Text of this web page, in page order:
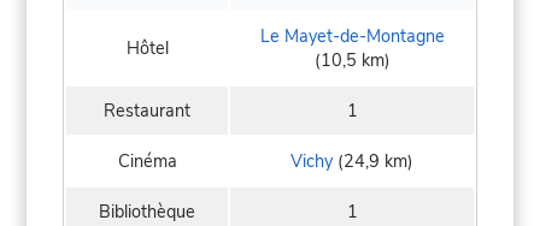
Hôtel
Le Mayet-de-Montagne
(10,5 km)
Restaurant 1
Cinéma Vichy (24,9 km)
Bibliothèque 1